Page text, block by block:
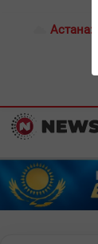
Астана: